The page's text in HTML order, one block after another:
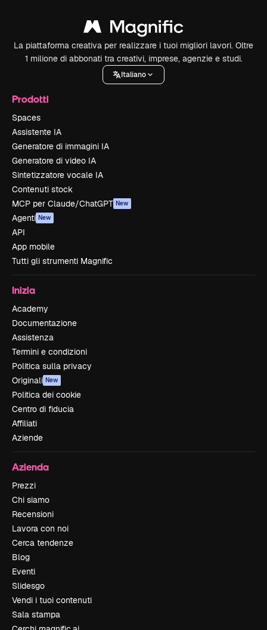
La piattaforma creativa per realizzare i tuoi migliori lavori. Oltre
1 milione di abbonati tra creativi, imprese, agenzie e studi.
Italiano
Prodotti
Spaces
Assistente IA
Generatore di immagini IA
Generatore di video IA
Sintetizzatore vocale IA
Contenuti stock
MCP per Claude/ChatGPT New
Agenti New
API
App mobile
Tutti gli strumenti Magnific
Inizia
Academy
Documentazione
Assistenza
Termini e condizioni
Politica sulla privacy
Originali New
Politica dei cookie
Centro di fiducia
Affiliati
Aziende
Azienda
Prezzi
Chi siamo
Recensioni
Lavora con noi
Cerca tendenze
Blog
Eventi
Slidesgo
Vendi i tuoi contenuti
Sala stampa